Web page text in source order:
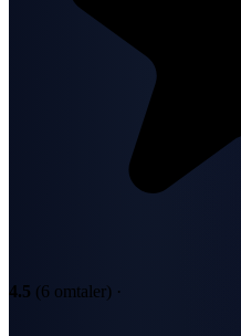
4.5 (6 omtaler) ·